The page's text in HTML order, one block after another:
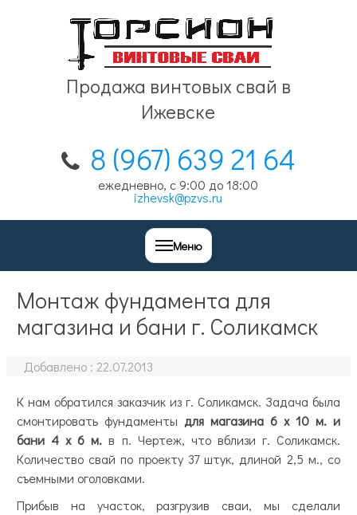
Продажа винтовых свай в
Ижевске
8 (967) 639 21 64
ежедневно, с 9:00 до 18:00
izhevsk@pzvs.ru
Меню
Монтаж фундамента для
магазина и бани г. Соликамск
Добавлено : 22.07.2013
К нам обратился заказчик из г. Соликамск. Задача была
смонтировать фундаменты для магазина 6 х 10 м. и
бани 4 х 6 м. в п. Чертеж, что вблизи г. Соликамск.
Количество свай по проекту 37 штук, длиной 2,5 м., со
съемными оголовками.
Прибыв на участок, разгрузив сваи, мы сделали